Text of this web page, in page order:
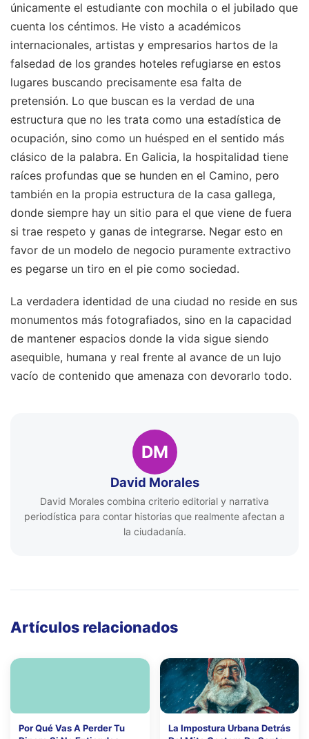
únicamente el estudiante con mochila o el jubilado que
cuenta los céntimos. He visto a académicos
internacionales, artistas y empresarios hartos de la
falsedad de los grandes hoteles refugiarse en estos
lugares buscando precisamente esa falta de
pretensión. Lo que buscan es la verdad de una
estructura que no les trata como una estadística de
ocupación, sino como un huésped en el sentido más
clásico de la palabra. En Galicia, la hospitalidad tiene
raíces profundas que se hunden en el Camino, pero
también en la propia estructura de la casa gallega,
donde siempre hay un sitio para el que viene de fuera
si trae respeto y ganas de integrarse. Negar esto en
favor de un modelo de negocio puramente extractivo
es pegarse un tiro en el pie como sociedad.
La verdadera identidad de una ciudad no reside en sus
monumentos más fotografiados, sino en la capacidad
de mantener espacios donde la vida sigue siendo
asequible, humana y real frente al avance de un lujo
vacío de contenido que amenaza con devorarlo todo.
DM
David Morales
David Morales combina criterio editorial y narrativa
periodística para contar historias que realmente afectan a
la ciudadanía.
Artículos relacionados
Por Qué Vas A Perder Tu
La Impostura Urbana Detrás